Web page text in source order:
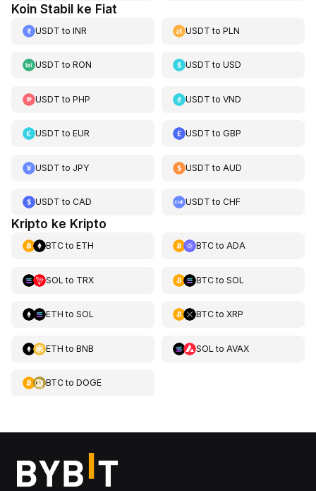
Koin Stabil ke Fiat
USDT to INR USDT toPLN
USDT to RON USDT toUSD
USDT to PHP USDT toVND
USDT to EUR USDT toGBP
USDT to JPY USDT to AUD
USDT to CAD USDT toCHF
Kripto ke Kripto
BTCto ETH BTCto ADA
SOL to TRX BTCto SOL
ETH to SOL BTCto XRP
ETH to BNB SOL to AVAX
BTCto DOGE